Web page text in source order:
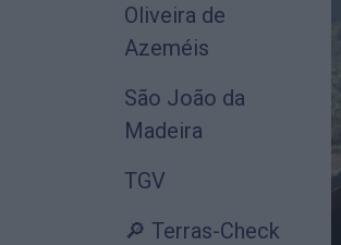
Oliveira de
Azeméis
São João da
Madeira
TGV
🔎 Terras-Check